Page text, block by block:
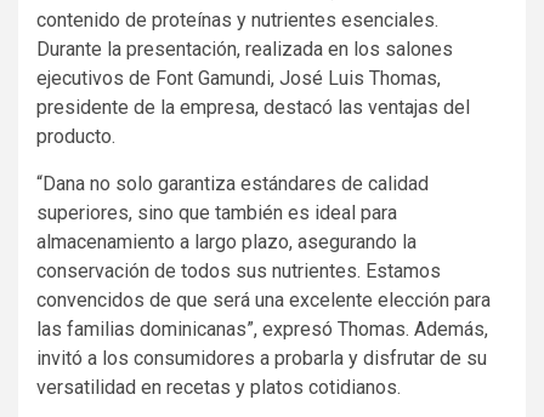
contenido de proteínas y nutrientes esenciales.
Durante la presentación, realizada en los salones
ejecutivos de Font Gamundi, José Luis Thomas,
presidente de la empresa, destacó las ventajas del
producto.
“Dana no solo garantiza estándares de calidad
superiores, sino que también es ideal para
almacenamiento a largo plazo, asegurando la
conservación de todos sus nutrientes. Estamos
convencidos de que será una excelente elección para
las familias dominicanas”, expresó Thomas. Además,
invitó a los consumidores a probarla y disfrutar de su
versatilidad en recetas y platos cotidianos.